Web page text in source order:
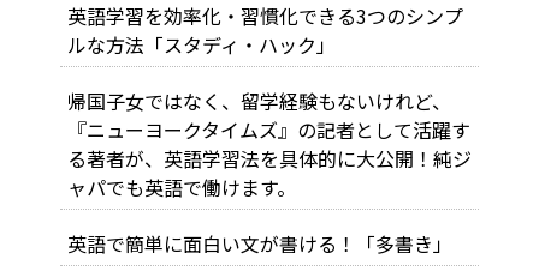
英語学習を効率化・習慣化できる3つのシンプ
ルな方法「スタディ・ハック」
帰国子女ではなく、留学経験もないけれど、
『ニューヨークタイムズ』の記者として活躍す
る著者が、英語学習法を具体的に大公開！純ジ
ャパでも英語で働けます。
英語で簡単に面白い文が書ける！「多書き」